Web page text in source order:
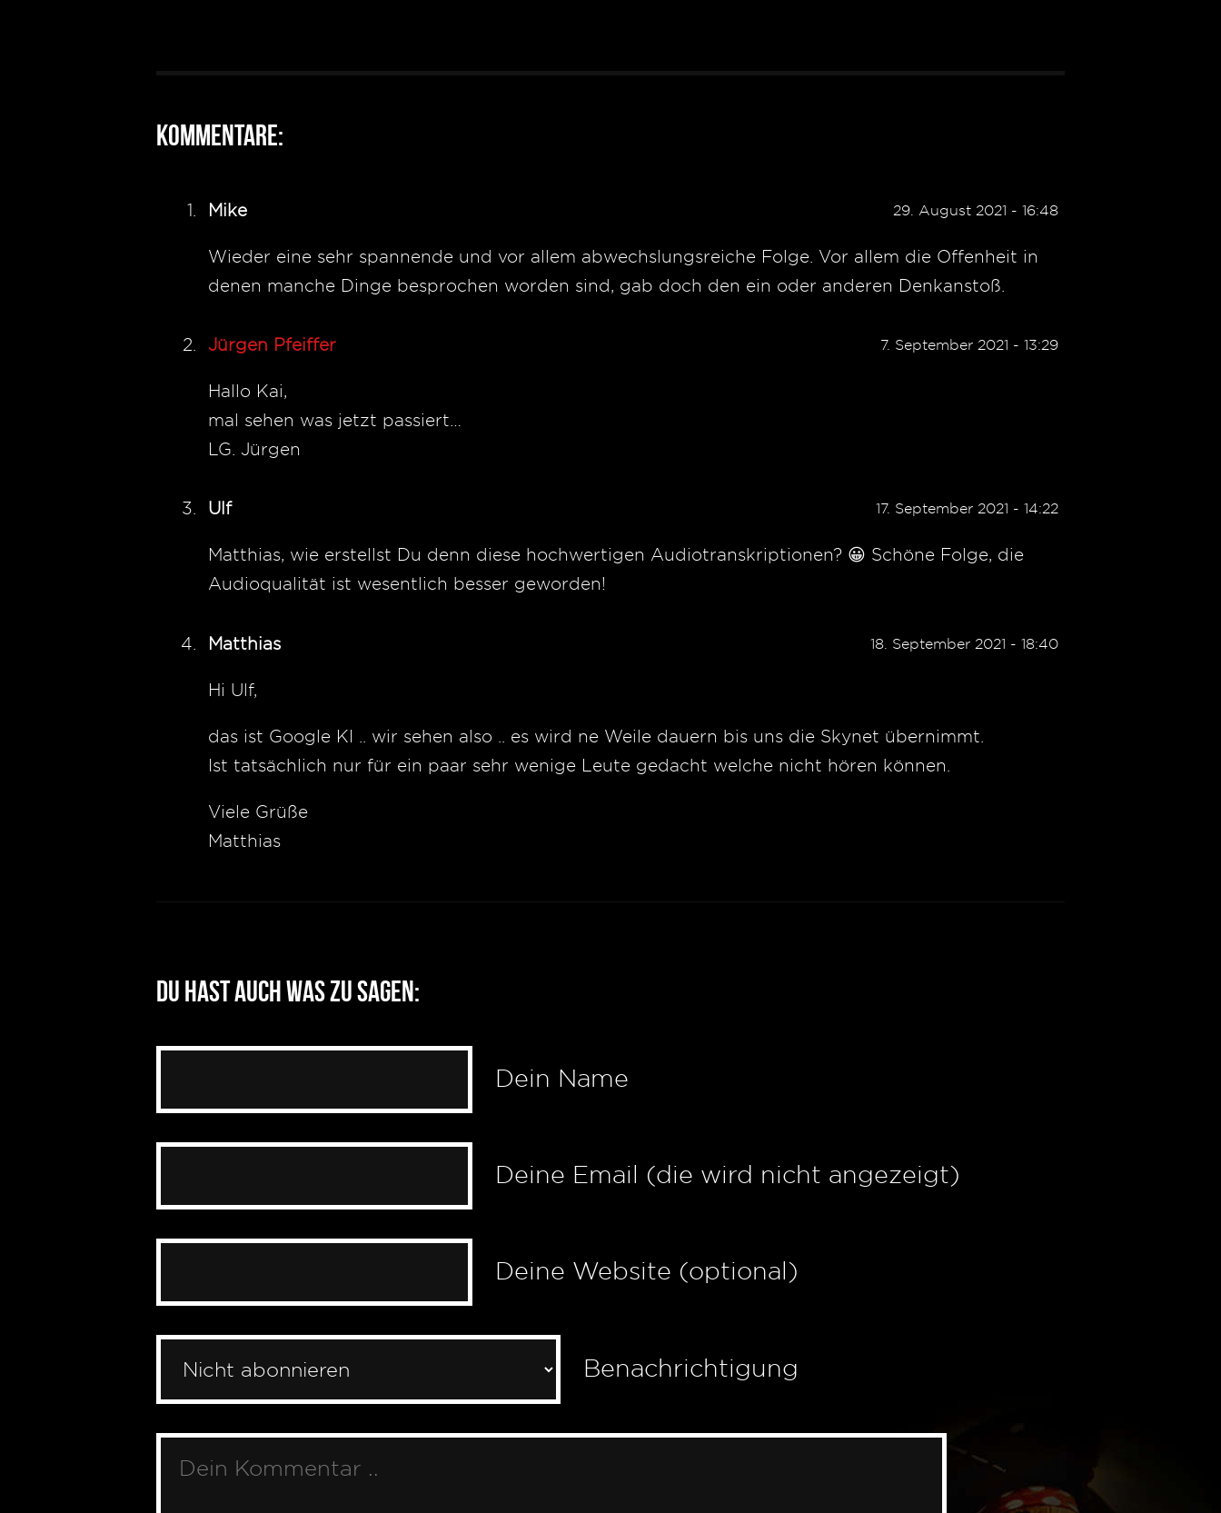
Kommentare:
29. August 2021 - 16:48
Mike
Wieder eine sehr spannende und vor allem abwechslungsreiche Folge. Vor allem die Offenheit in
denen manche Dinge besprochen worden sind, gab doch den ein oder anderen Denkanstoß.
7. September 2021 - 13:29
Jürgen Pfeiffer
Hallo Kai,
mal sehen was jetzt passiert…
LG. Jürgen
17. September 2021 - 14:22
Ulf
Matthias, wie erstellst Du denn diese hochwertigen Audiotranskriptionen? 😀 Schöne Folge, die
Audioqualität ist wesentlich besser geworden!
18. September 2021 - 18:40
Matthias
Hi Ulf,
das ist Google KI .. wir sehen also .. es wird ne Weile dauern bis uns die Skynet übernimmt.
Ist tatsächlich nur für ein paar sehr wenige Leute gedacht welche nicht hören können.
Viele Grüße
Matthias
Du hast auch was zu sagen:
Dein Name
Deine Email (die wird nicht angezeigt)
Deine Website (optional)
Benachrichtigung